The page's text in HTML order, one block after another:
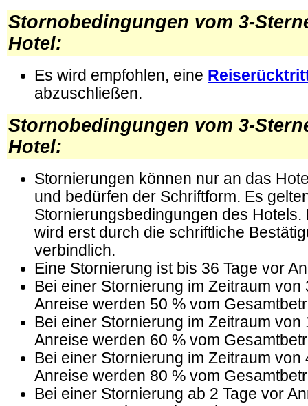
Stornobedingungen vom 3-
Hotel:
Es wird empfohlen, eine
abzuschließen.
Stornobedingungen vom 3-
Hotel:
Stornierungen können nur an das
und bedürfen der Schriftform. Es
Stornierungsbedingungen des Hotels.
wird erst durch die schriftliche
verbindlich.
Eine Stornierung ist bis 36 Tage vor
Bei einer Stornierung im Zeitraum von
Anreise werden 50 % vom
Bei einer Stornierung im Zeitraum von
Anreise werden 60 % vom
Bei einer Stornierung im Zeitraum von
Anreise werden 80 % vom
Bei einer Stornierung ab 2 Tage vor